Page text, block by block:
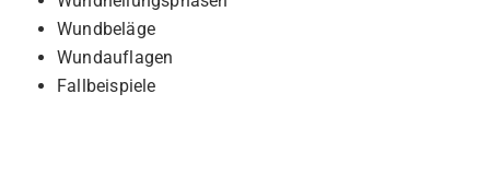
Wundbeläge
Wundauflagen
Fallbeispiele